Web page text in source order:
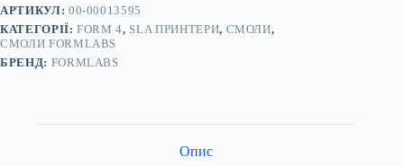
4,
5
л
кількість
АРТИКУЛ: 00-00013595
КАТЕГОРІЇ:FORM 4, SLA ПРИНТЕРИ, СМОЛИ,
СМОЛИ FORMLABS
БРЕНД: FORMLABS
Опис